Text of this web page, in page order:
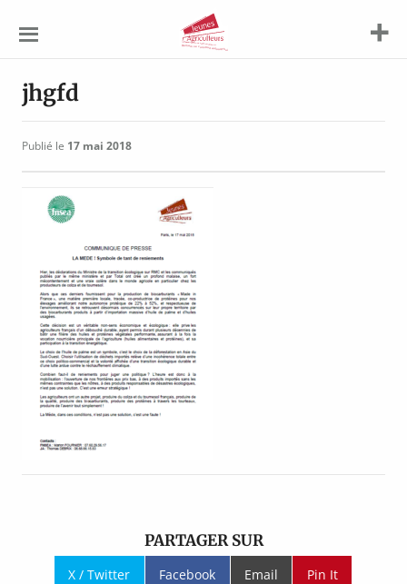
Agriculteurs
jhgfd
Publié le 17 mai 2018
PARTAGER SUR
X / Twitter Facebook Email Pin It